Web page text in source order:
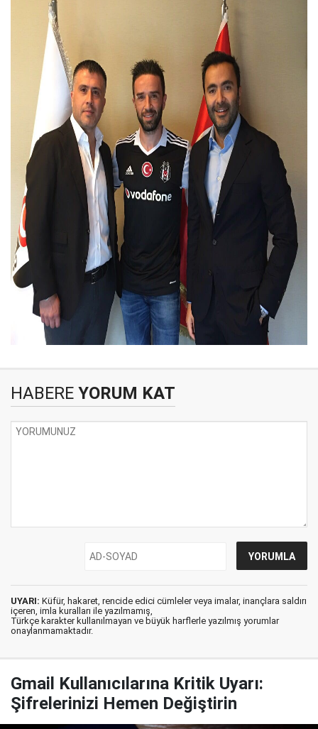
HABERE YORUM KAT
UYARI: Küfür, hakaret, rencide edici cümleler veya imalar, inançlara saldırı
içeren, imla kuralları ile yazılmamış,
Türkçe karakter kullanılmayan ve büyük harflerle yazılmış yorumlar
onaylanmamaktadır.
Gmail Kullanıcılarına Kritik Uyarı:
Şifrelerinizi Hemen Değiştirin